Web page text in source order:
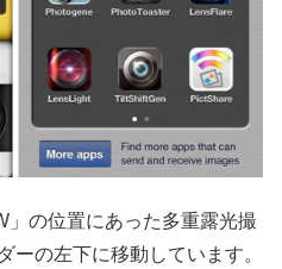
の位置にあった多重露光撮
ーの左下に移動しています。